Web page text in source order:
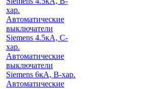
хар.
Автоматические
выключатели
Siemens 4.5кА, C-
хар.
Автоматические
выключатели
Siemens 6кА, B-хар.
Автоматические